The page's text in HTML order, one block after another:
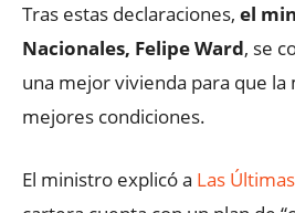
Tras estas declaraciones, el
Nacionales, Felipe Ward, se
una mejor vivienda para que
mejores condiciones.
El ministro explicó a Las